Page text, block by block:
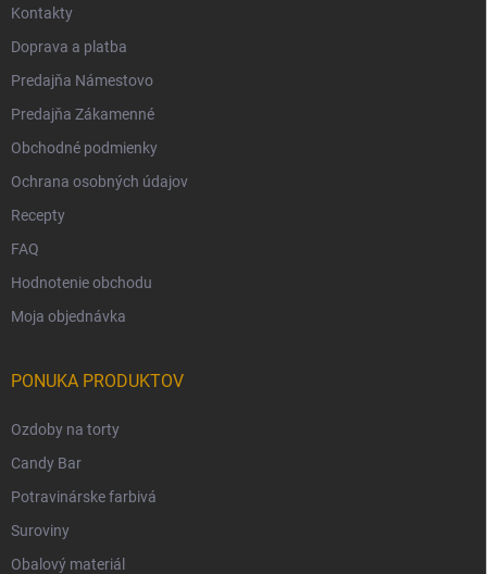
Kontakty
Doprava a platba
Predajňa Námestovo
Predajňa Zákamenné
Obchodné podmienky
Ochrana osobných údajov
Recepty
FAQ
Hodnotenie obchodu
Moja objednávka
PONUKA PRODUKTOV
Ozdoby na torty
Candy Bar
Potravinárske farbivá
Suroviny
Obalový materiál